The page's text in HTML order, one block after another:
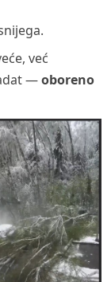
već
—oboreno